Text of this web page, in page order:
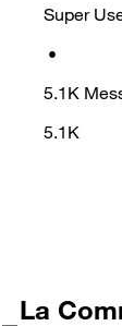
Super
•
5.1K
5.1K
La